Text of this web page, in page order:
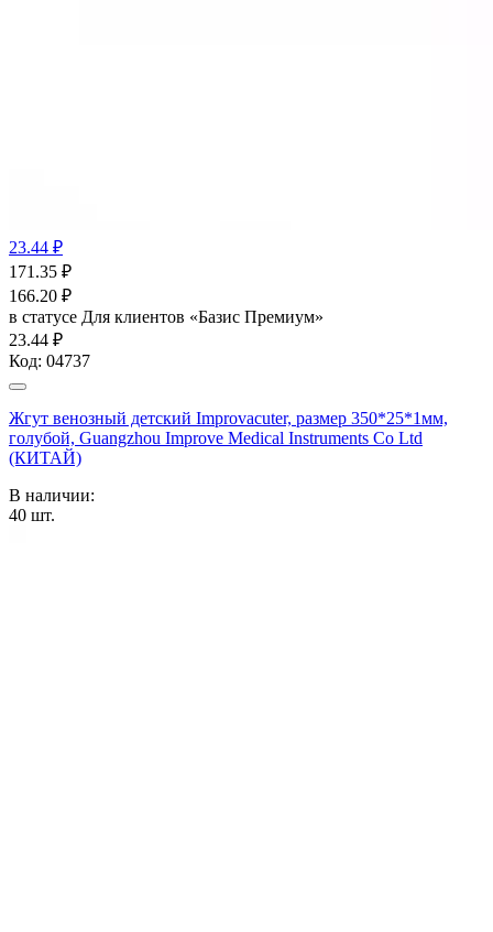
23.44 ₽
171.35 ₽
166.20 ₽
в статусе Для клиентов «Базис Премиум»
23.44 ₽
Код: 04737
Жгут венозный детский Improvacuter, размер 350*25*1мм,
голубой, Guangzhou Improve Medical Instruments Co Ltd
(КИТАЙ)
В наличии:
40 шт.